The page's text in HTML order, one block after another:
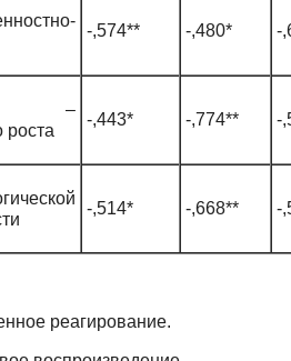
-,574** -,480* -
–
роста
-,443* -,774** -
-,514* -,668** -
реагирование.